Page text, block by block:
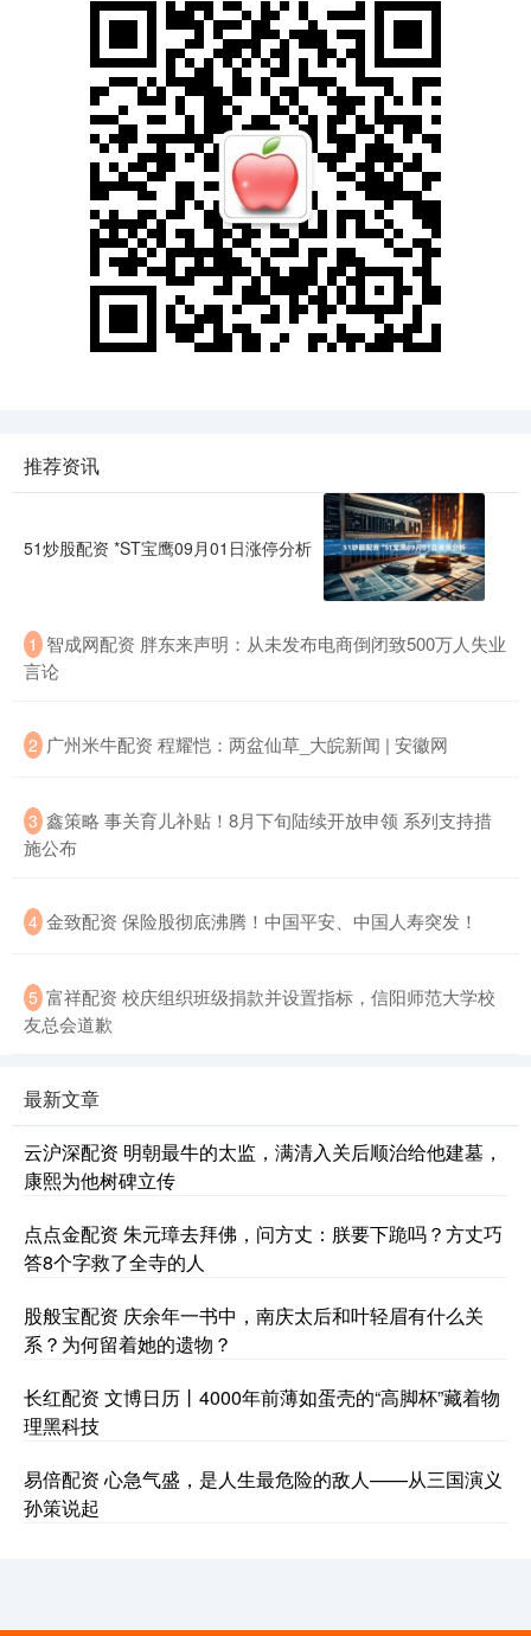
推荐资讯
51炒股配资 *ST宝鹰09月01日涨停分析
1 智成网配资 胖东来声明：从未发布电商倒闭致500万人失业
言论
2 广州米牛配资 程耀恺：两盆仙草_大皖新闻 | 安徽网
3 鑫策略 事关育儿补贴！8月下旬陆续开放申领 系列支持措
施公布
4 金致配资 保险股彻底沸腾！中国平安、中国人寿突发！
5 富祥配资 校庆组织班级捐款并设置指标，信阳师范大学校
友总会道歉
最新文章
云沪深配资 明朝最牛的太监，满清入关后顺治给他建墓，
康熙为他树碑立传
点点金配资 朱元璋去拜佛，问方丈：朕要下跪吗？方丈巧
答8个字救了全寺的人
股般宝配资 庆余年一书中，南庆太后和叶轻眉有什么关
系？为何留着她的遗物？
长红配资 文博日历丨4000年前薄如蛋壳的“高脚杯”藏着物
理黑科技
易倍配资 心急气盛，是人生最危险的敌人——从三国演义
孙策说起